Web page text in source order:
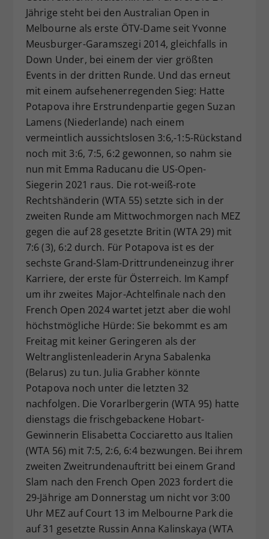
Jährige steht bei den Australian Open in
Melbourne als erste ÖTV-Dame seit Yvonne
Meusburger-Garamszegi 2014, gleichfalls in
Down Under, bei einem der vier größten
Events in der dritten Runde. Und das erneut
mit einem aufsehenerregenden Sieg: Hatte
Potapova ihre Erstrundenpartie gegen Suzan
Lamens (Niederlande) nach einem
vermeintlich aussichtslosen 3:6,-1:5-Rückstand
noch mit 3:6, 7:5, 6:2 gewonnen, so nahm sie
nun mit Emma Raducanu die US-Open-
Siegerin 2021 raus. Die rot-weiß-rote
Rechtshänderin (WTA 55) setzte sich in der
zweiten Runde am Mittwochmorgen nach MEZ
gegen die auf 28 gesetzte Britin (WTA 29) mit
7:6 (3), 6:2 durch. Für Potapova ist es der
sechste Grand-Slam-Drittrundeneinzug ihrer
Karriere, der erste für Österreich. Im Kampf
um ihr zweites Major-Achtelfinale nach den
French Open 2024 wartet jetzt aber die wohl
höchstmögliche Hürde: Sie bekommt es am
Freitag mit keiner Geringeren als der
Weltranglistenleaderin Aryna Sabalenka
(Belarus) zu tun. Julia Grabher könnte
Potapova noch unter die letzten 32
nachfolgen. Die Vorarlbergerin (WTA 95) hatte
dienstags die frischgebackene Hobart-
Gewinnerin Elisabetta Cocciaretto aus Italien
(WTA 56) mit 7:5, 2:6, 6:4 bezwungen. Bei ihrem
zweiten Zweitrundenauftritt bei einem Grand
Slam nach den French Open 2023 fordert die
29-Jährige am Donnerstag um nicht vor 3:00
Uhr MEZ auf Court 13 im Melbourne Park die
auf 31 gesetzte Russin Anna Kalinskaya (WTA
Zweck
Dieser Wert speichert Ihre Consent-
Einstellungen. Unter anderem eine
zufällig generierte ID, für die
historische Speicherung Ihrer
vorgenommen Einstellungen, falls der
Webseiten-Betreiber dies eingestellt
hat.